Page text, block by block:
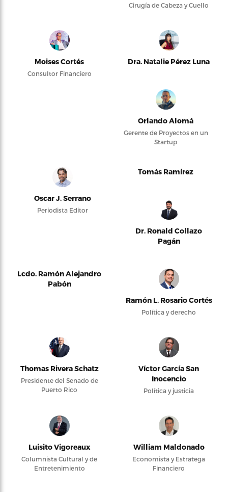
Cirugía de Cabeza y Cuello
Moises Cortés
Consultor Financiero
Dra. Natalie Pérez Luna
Orlando Alomá
Gerente de Proyectos en un
Startup
Oscar J. Serrano
Periodista Editor
Tomás Ramírez
Dr. Ronald Collazo
Pagán
Lcdo. Ramón Alejandro
Pabón
Ramón L. Rosario Cortés
Política y derecho
Thomas Rivera Schatz
Presidente del Senado de
Puerto Rico
Víctor García San
Inocencio
Política y justicia
Luisito Vigoreaux
Columnista Cultural y de
Entretenimiento
William Maldonado
Economista y Estratega
Financiero